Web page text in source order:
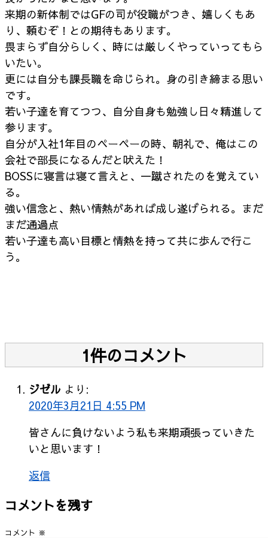
来期の新体制ではGFの司が役職がつき、嬉しくもあ
り、頼むぞ！との期待もあります。
畏まらず自分らしく、時には厳しくやっていってもら
いたい。
更には自分も課長職を命じられ。身の引き締まる思い
です。
若い子達を育てつつ、自分自身も勉強し日々精進して
参ります。
自分が入社1年目のペーペーの時、朝礼で、俺はこの
会社で部長になるんだと吠えた！
BOSSに寝言は寝て言えと、一蹴されたのを覚えてい
る。
強い信念と、熱い情熱があれば成し遂げられる。まだ
まだ通過点
若い子達も高い目標と情熱を持って共に歩んで行こ
う。
1件のコメント
ジゼル より:
2020年3月21日 4:55 PM
皆さんに負けないよう私も来期頑張っていきた
いと思います！
返信
コメントを残す
コメント ※